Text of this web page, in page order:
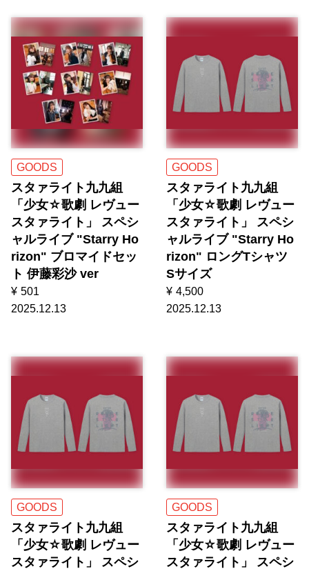
GOODS
スタァライト九九組
「少女☆歌劇 レヴュー
スタァライト」 スペシ
ャルライブ "Starry Ho
rizon" ブロマイドセッ
ト 伊藤彩沙 ver
¥ 501
2025.12.13
GOODS
スタァライト九九組
「少女☆歌劇 レヴュー
スタァライト」 スペシ
ャルライブ "Starry Ho
rizon" ロングTシャツ
Sサイズ
¥ 4,500
2025.12.13
GOODS
スタァライト九九組
「少女☆歌劇 レヴュー
スタァライト」 スペシ
GOODS
スタァライト九九組
「少女☆歌劇 レヴュー
スタァライト」 スペシ